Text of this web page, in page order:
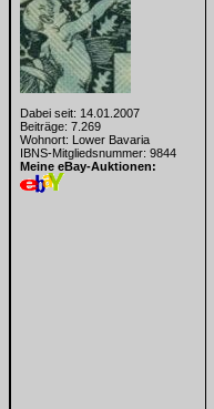
Dabei seit: 14.01.2007
Beiträge: 7.269
Wohnort: Lower Bavaria
IBNS-Mitgliedsnummer: 9844
Meine eBay-Auktionen: